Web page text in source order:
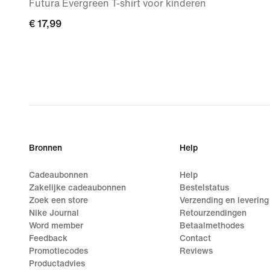
Futura Evergreen T-shirt voor kinderen
€ 17,99
€ 17,99
Bronnen
Cadeaubonnen
Zakelijke cadeaubonnen
Zoek een store
Nike Journal
Word member
Feedback
Promotiecodes
Productadvies
Help
Help
Bestelstatus
Verzending en levering
Retourzendingen
Betaalmethodes
Contact
Reviews